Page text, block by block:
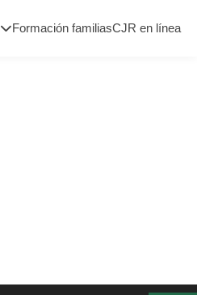
Formación familiasCJR en línea